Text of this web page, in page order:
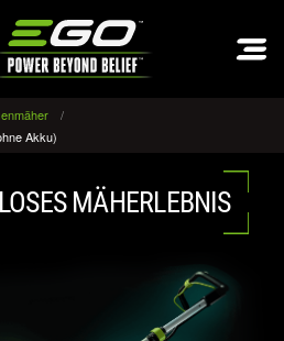
Akku)
MÄHERLEBNIS